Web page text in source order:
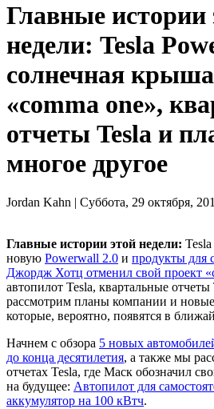
Главные истории
недели: Tesla
солнечная
«comma one»,
отчеты Tesla и
многое другое
Jordan Kahn | Суббота, 29 октября,
Главные истории этой недели:
новую Powerwall 2.0 и продукты для
Джордж Хотц отменил свой проект
автопилот Tesla, квартальные
рассмотрим планы компании и
которые, вероятно, появятся в
Начнем с обзора 5 новых
до конца десятилетия, а также мы
отчетах Tesla, где Маск обозначил
на будущее: Автопилот для
аккумулятор на 100 кВтч.